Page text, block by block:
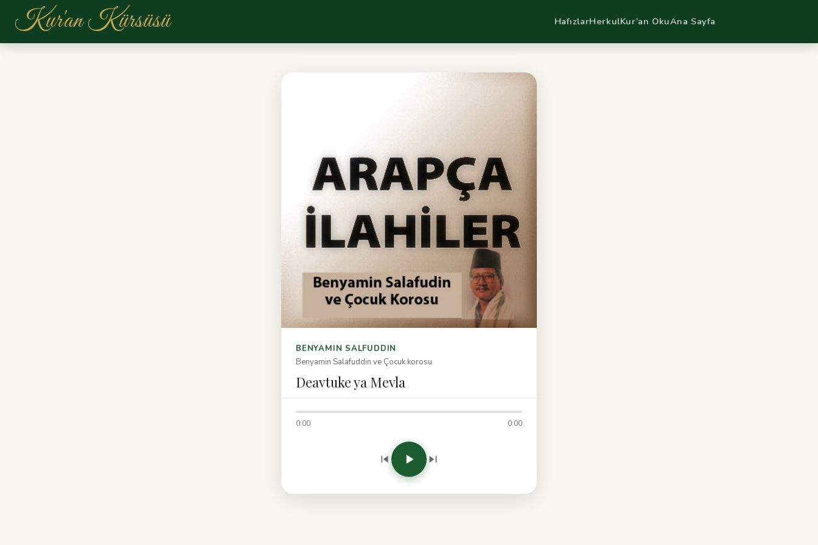
Kur'an Kürsüsü HafızlarHerkulKur’an OkuAna Sayfa
BENYAMIN SALFUDDIN›
Benyamin Salafuddin ve Çocuk korosu
Deavtuke ya Mevla
0:00 0:00